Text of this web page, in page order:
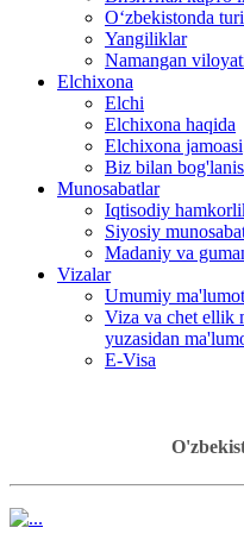
Oʻzbekistonda
Yangiliklar
Namangan
Elchixona
Elchi
Elchixona haqida
Elchixona jamoasi
Biz bilan
Munosabatlar
Iqtisodiy
Siyosiy
Madaniy va
Vizalar
Umumiy ma'lumot
Viza va chet ellik
yuzasidan
E-Visa